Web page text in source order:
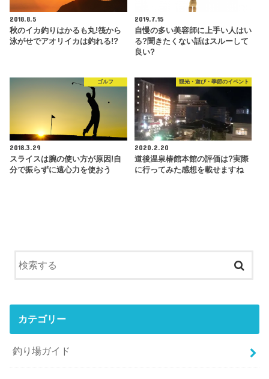
2018.8.5
秋のイカ釣りはかるも丸!筏から
泳がせでアオリイカは釣れる!?
2019.7.15
自慢の多い美容師に上手い人はい
る?聞きたくない話はスルーして
良い?
ゴルフ
2018.3.29
スライスは腕の使い方が原因!自
分で振らずに遠心力を使おう
観光・遊び・季節のイベント
2020.2.20
道後温泉椿館本館の評価は?実際
に行ってみた感想を載せますね
カテゴリー
釣り場ガイド